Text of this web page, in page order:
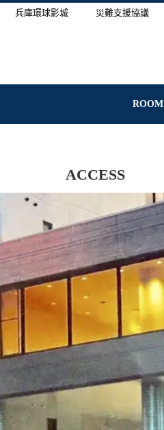
兵庫環球影城 災難支援協議
ROOM
ACCESS